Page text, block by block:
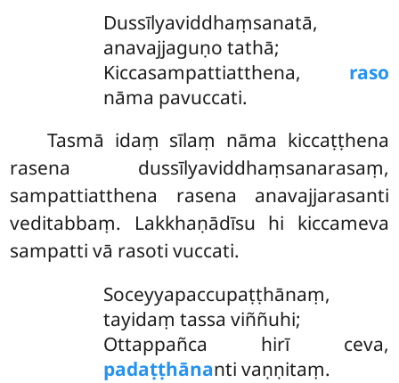
Dussīlyaviddhaṃsanatā,
anavajjaguṇo tathā;
Kiccasampattiatthena, raso
nāma pavuccati.
Tasmā idaṃ sīlaṃ nāma kiccaṭṭhena
rasena dussīlyaviddhaṃsanarasaṃ,
sampattiatthena rasena anavajjarasanti
veditabbaṃ. Lakkhaṇādīsu hi kiccameva
sampatti vā rasoti vuccati.
Soceyyapaccupaṭṭhānaṃ,
tayidaṃ tassa viññuhi;
Ottappañca hirī ceva,
padaṭṭhānanti vaṇṇitaṃ.